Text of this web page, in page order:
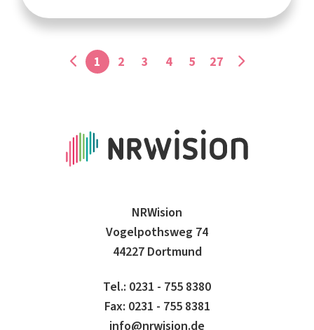
1 2 3 4 5 27
NRWision
Vogelpothsweg 74
44227 Dortmund
Tel.: 0231 - 755 8380
Fax: 0231 - 755 8381
info@nrwision.de